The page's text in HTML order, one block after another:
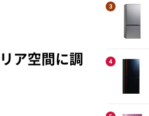
ア空間に調